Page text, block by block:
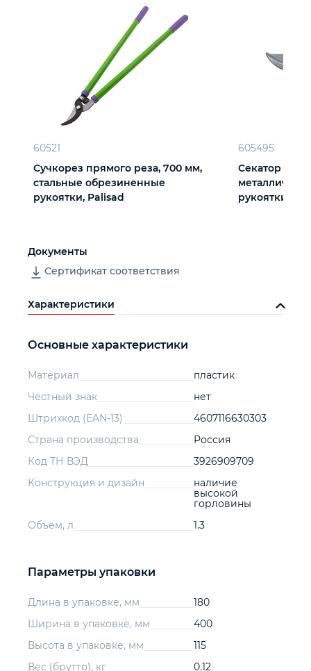
Режущий инструмент
Прочий инструмент
60521
Сучкорез прямого реза, 700 мм,
стальные обрезиненные
рукоятки, Palisad
605495
Секатор
рукоятки,
Документы
Сертификат соответствия
Характеристики
Основные характеристики
Материал
пластик
Честный знак
нет
Штрихкод (EAN-13)
4607116630303
Страна производства
Россия
Код ТН ВЭД
3926909709
Конструкция и дизайн
наличие
высокой
горловины
Объем, л
1.3
Параметры упаковки
Длина в упаковке, мм
180
Ширина в упаковке, мм
400
Высота в упаковке, мм
115
Вес (брутто), кг
0.12